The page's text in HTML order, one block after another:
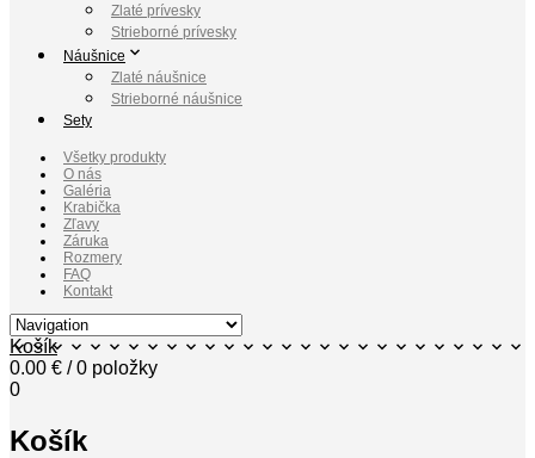
Zlaté prívesky
Strieborné prívesky
Náušnice
Zlaté náušnice
Strieborné náušnice
Sety
Všetky produkty
O nás
Galéria
Krabička
Zľavy
Záruka
Rozmery
FAQ
Kontakt
Košík
0.00 € / 0 položky
0
Košík